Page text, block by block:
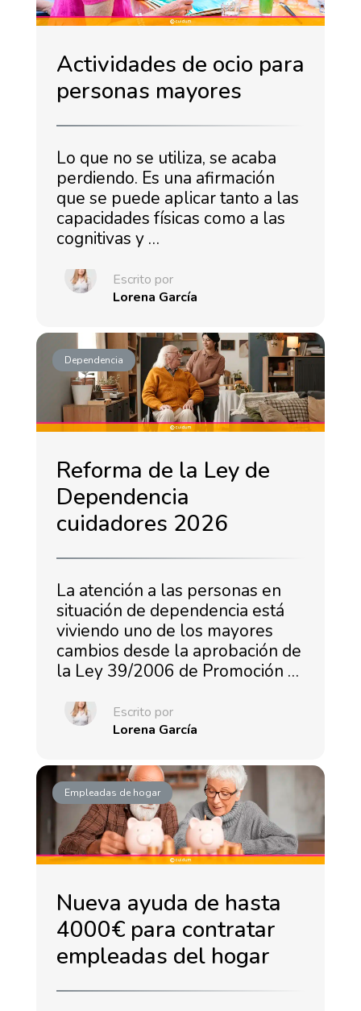
Actividades de ocio para
personas mayores
Lo que no se utiliza, se acaba
perdiendo. Es una afirmación
que se puede aplicar tanto a las
capacidades físicas como a las
cognitivas y …
Escrito por
Lorena García
Dependencia
Reforma de la Ley de
Dependencia
cuidadores 2026
La atención a las personas en
situación de dependencia está
viviendo uno de los mayores
cambios desde la aprobación de
la Ley 39/2006 de Promoción …
Escrito por
Lorena García
Empleadas de hogar
Nueva ayuda de hasta
4000€ para contratar
empleadas del hogar